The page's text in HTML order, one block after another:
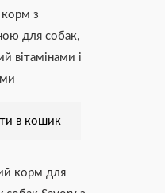
з
для собак,
вітамінами і
в кошик